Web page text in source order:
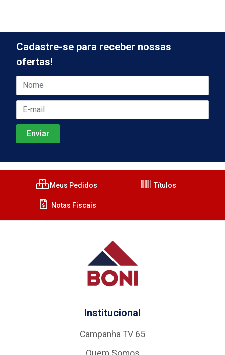
Cadastre-se para receber nossas
ofertas!
Meus Pedidos Títulos
Notas Fiscais
Institucional
Campanha TV 65